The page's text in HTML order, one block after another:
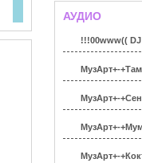
АУДИО
!!!00www(( DJ
МузАрт+-
МузАрт+-
МузАрт+-
МузАрт+-